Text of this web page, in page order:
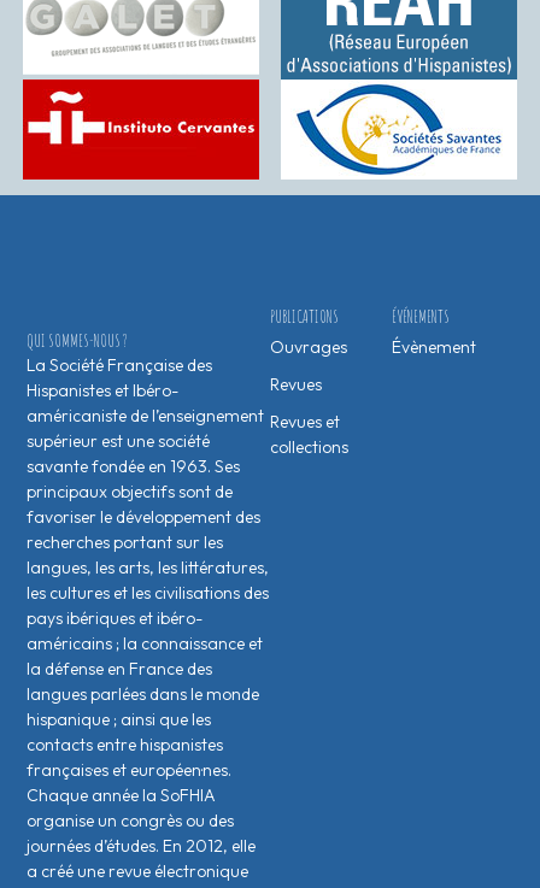
ÉVÉNEMENTS
Évènement
PUBLICATIONS
Ouvrages
Revues
Revues et
collections
QUI SOMMES-NOUS ?
La Société Française des
Hispanistes et Ibéro-
américaniste de l’enseignement
supérieur est une société
savante fondée en 1963. Ses
principaux objectifs sont de
favoriser le développement des
recherches portant sur les
langues, les arts, les littératures,
les cultures et les civilisations des
pays ibériques et ibéro-
américains ; la connaissance et
la défense en France des
langues parlées dans le monde
hispanique ; ainsi que les
contacts entre hispanistes
français·es et européen·nes.
Chaque année la SoFHIA
organise un congrès ou des
journées d’études. En 2012, elle
a créé une revue électronique